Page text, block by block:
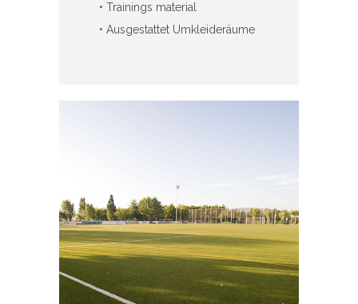
• Trainings material
• Ausgestattet Umkleideräume